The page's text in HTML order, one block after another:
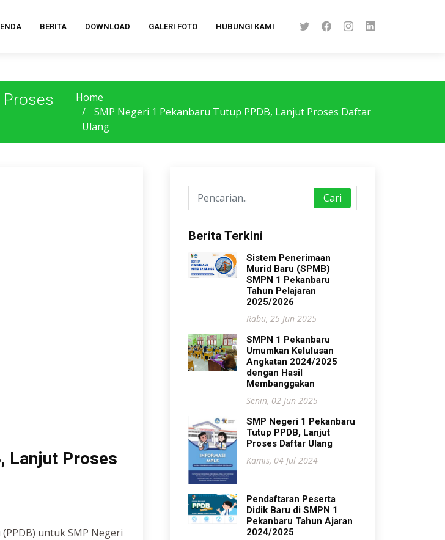
BERITA DOWNLOAD GALERI FOTO HUBUNGI KAMI
Proses
Home
SMP Negeri 1 Pekanbaru Tutup PPDB, Lanjut Proses Daftar
Ulang
Lanjut Proses
untuk SMP Negeri
Cari
Berita Terkini
Sistem Penerimaan
Murid Baru (SPMB)
SMPN 1 Pekanbaru
Tahun Pelajaran
2025/2026
Rabu, 25 Jun 2025
SMPN 1 Pekanbaru
Umumkan Kelulusan
Angkatan 2024/2025
dengan Hasil
Membanggakan
Senin, 02 Jun 2025
SMP Negeri 1 Pekanbaru
Tutup PPDB, Lanjut
Proses Daftar Ulang
Kamis, 04 Jul 2024
Pendaftaran Peserta
Didik Baru di SMPN 1
Pekanbaru Tahun Ajaran
2024/2025